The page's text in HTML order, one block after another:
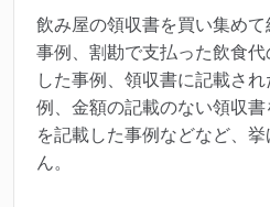
飲み屋の領収書を買い集め
事例、割勘で支払った飲食
した事例、領収書に記載さ
例、金額の記載のない領収
を記載した事例などなど、
ん。